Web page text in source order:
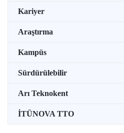
Kariyer
Araştırma
Kampüs
Sürdürülebilir
Arı Teknokent
İTÜNOVA TTO